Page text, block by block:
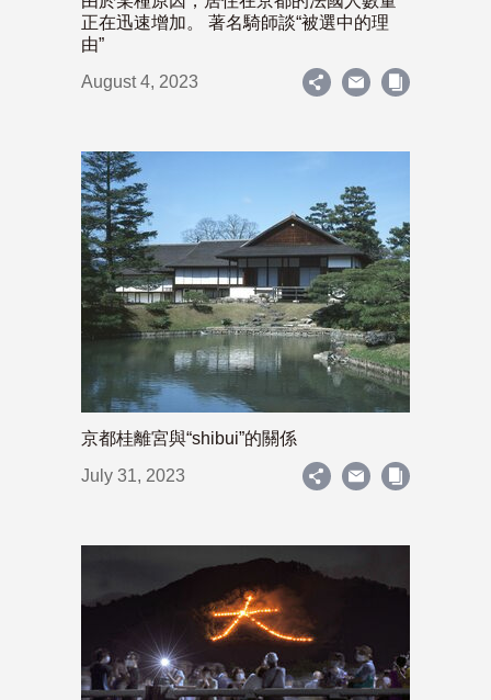
正在迅速增加。 著名騎師談“被選中的理
由”
August 4, 2023
京都桂離宮與“shibui”的關係
July 31, 2023